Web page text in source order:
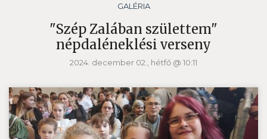
GALÉRIA
"Szép Zalában születtem"
népdaléneklési verseny
2024. december 02., hétfő @ 10:11